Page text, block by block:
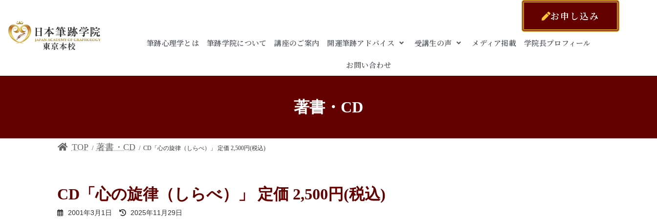
東京本校
お申し込み
筆跡心理学とは 筆跡学院について 講座のご案内 開運筆跡アドバイス 受講生の声 メディア掲載 学院長プロフィール
お問い合わせ
著書・CD
TOP 著書・CD CD「心の旋律（しらべ）」 定価 2,500円(税込)
CD「心の旋律（しらべ）」 定価 2,500円(税込)
2001年3月1日 2025年11月29日